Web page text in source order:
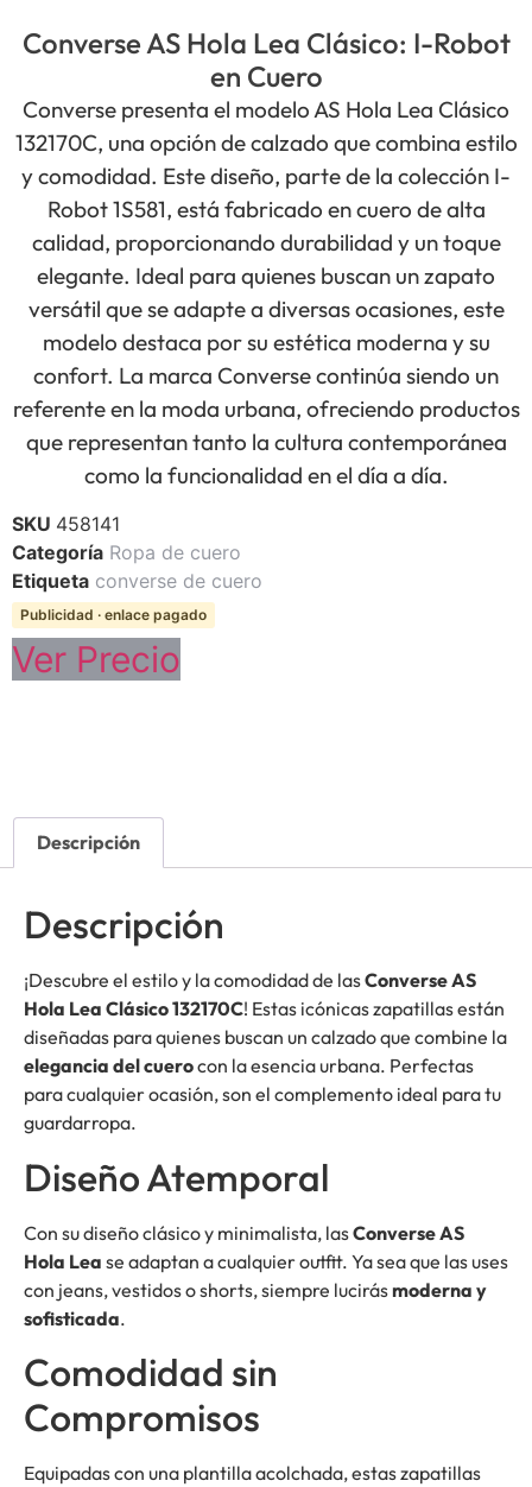
Converse AS Hola Lea Clásico: I-Robot
en Cuero
Converse presenta el modelo AS Hola Lea Clásico
132170C, una opción de calzado que combina estilo
y comodidad. Este diseño, parte de la colección I-
Robot 1S581, está fabricado en cuero de alta
calidad, proporcionando durabilidad y un toque
elegante. Ideal para quienes buscan un zapato
versátil que se adapte a diversas ocasiones, este
modelo destaca por su estética moderna y su
confort. La marca Converse continúa siendo un
referente en la moda urbana, ofreciendo productos
que representan tanto la cultura contemporánea
como la funcionalidad en el día a día.
SKU 458141
Categoría Ropa de cuero
Etiqueta converse de cuero
Publicidad · enlace pagado
Ver Precio
Descripción
Descripción
¡Descubre el estilo y la comodidad de lasConverse AS
Hola Lea Clásico 132170C! Estas icónicas zapatillas están
diseñadas para quienes buscan un calzado que combine la
elegancia del cuerocon la esencia urbana. Perfectas
para cualquier ocasión, son el complemento ideal para tu
guardarropa.
Diseño Atemporal
Con su diseño clásico y minimalista, lasConverse AS
Hola Lea se adaptan a cualquier outfit. Ya sea que las uses
con jeans, vestidos o shorts, siempre lucirásmoderna y
sofisticada.
Comodidad sin
Compromisos
Equipadas con una plantilla acolchada, estas zapatillas